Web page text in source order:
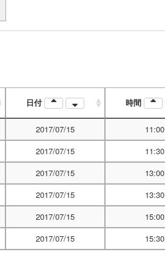
日付 時間
2017/07/15 11:00
2017/07/15 11:30
2017/07/15 13:00
2017/07/15 13:30
2017/07/15 15:00
2017/07/15 15:30